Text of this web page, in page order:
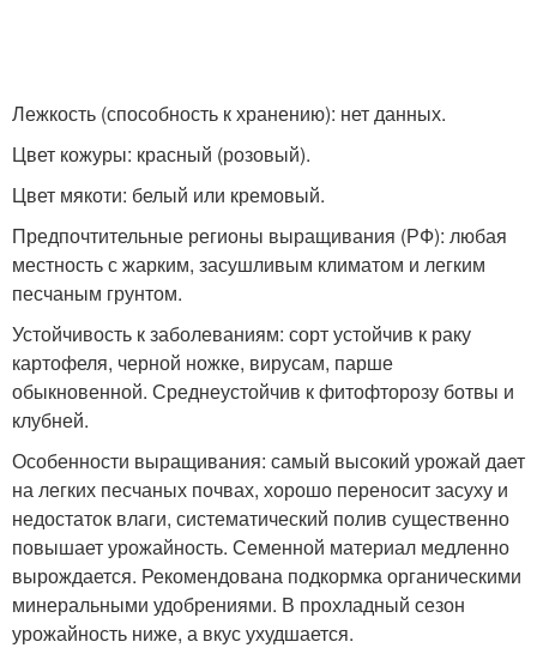
Лежкость (способность к хранению): нет данных.
Цвет кожуры: красный (розовый).
Цвет мякоти: белый или кремовый.
Предпочтительные регионы выращивания (РФ): любая
местность с жарким, засушливым климатом и легким
песчаным грунтом.
Устойчивость к заболеваниям: сорт устойчив к раку
картофеля, черной ножке, вирусам, парше
обыкновенной. Среднеустойчив к фитофторозу ботвы и
клубней.
Особенности выращивания: самый высокий урожай дает
на легких песчаных почвах, хорошо переносит засуху и
недостаток влаги, систематический полив существенно
повышает урожайность. Семенной материал медленно
вырождается. Рекомендована подкормка органическими
минеральными удобрениями. В прохладный сезон
урожайность ниже, а вкус ухудшается.